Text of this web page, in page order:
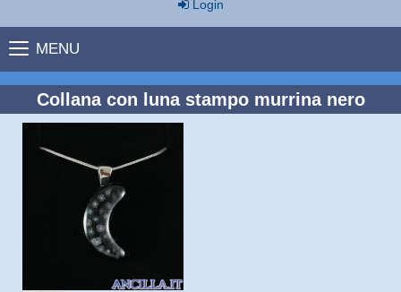
Login
MENU
Collana con luna stampo murrina nero